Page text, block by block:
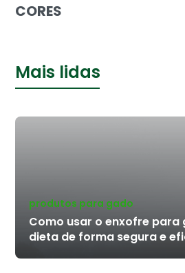
CORES
Mais lidas
produtos para gado
Como usar o enxofre para
dieta de forma segura e